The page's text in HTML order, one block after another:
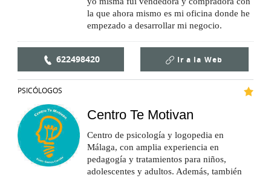
la que ahora mismo es mi oficina donde he
empezado a desarrollar mi negocio.
622498420 Ir a la Web
PSICÓLOGOS
Centro Te Motivan
Centro de psicología y logopedia en
Málaga, con amplia experiencia en
pedagogía y tratamientos para niños,
adolescentes y adultos. Además, también